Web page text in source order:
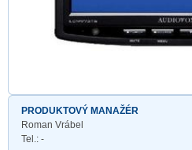
PRODUKTOVÝ MANAŽÉR
Roman Vrábel
Tel.: -